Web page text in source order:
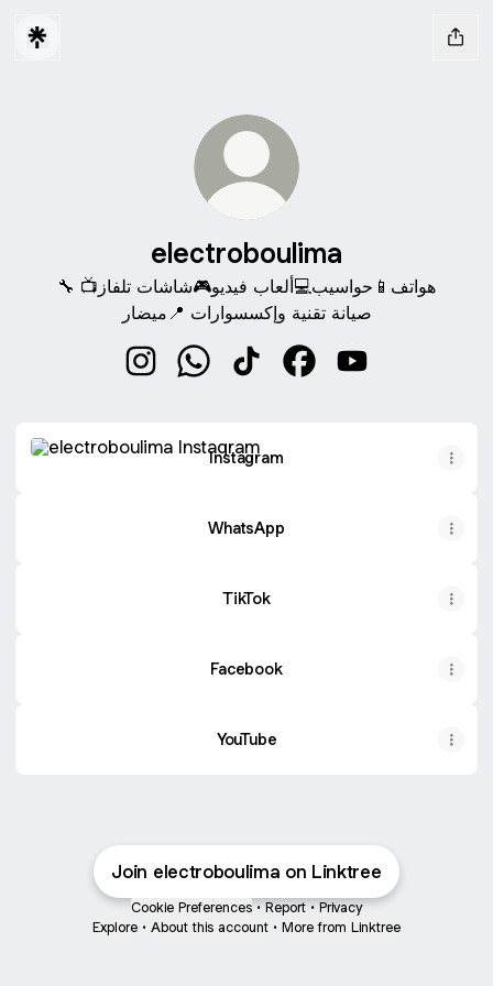
electroboulima
هواتف📱حواسيب💻ألعاب فيديو🎮شاشات تلفاز📺 🔧
صيانة تقنية وإكسسوارات 📍ميضار
Instagram
WhatsApp
TikTok
Facebook
YouTube
Join electroboulima on Linktree
Cookie Preferences • Report • Privacy
Explore • About this account • More from Linktree